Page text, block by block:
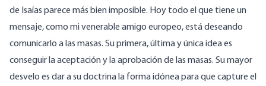
de Isaías parece más bien imposible. Hoy todo el que tiene un
mensaje, como mi venerable amigo europeo, está deseando
comunicarlo a las masas. Su primera, última y única idea es
conseguir la aceptación y la aprobación de las masas. Su mayor
desvelo es dar a su doctrina la forma idónea para que capture el